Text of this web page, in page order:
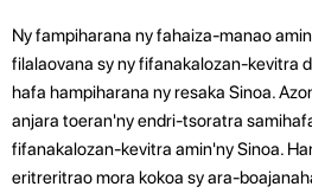
Ny fampiharana ny fahaiza-manao
filalaovana sy ny fifanakalozan-kevitra
hafa hampiharana ny resaka Sinoa.
anjara toeran'ny endri-tsoratra
fifanakalozan-kevitra amin'ny Sinoa.
eritreritrao mora kokoa sy ara-